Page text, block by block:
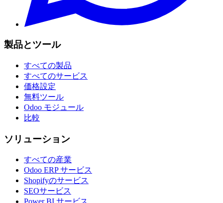
製品とツール
すべての製品
すべてのサービス
価格設定
無料ツール
Odoo モジュール
比較
ソリューション
すべての産業
Odoo ERP サービス
Shopifyのサービス
SEOサービス